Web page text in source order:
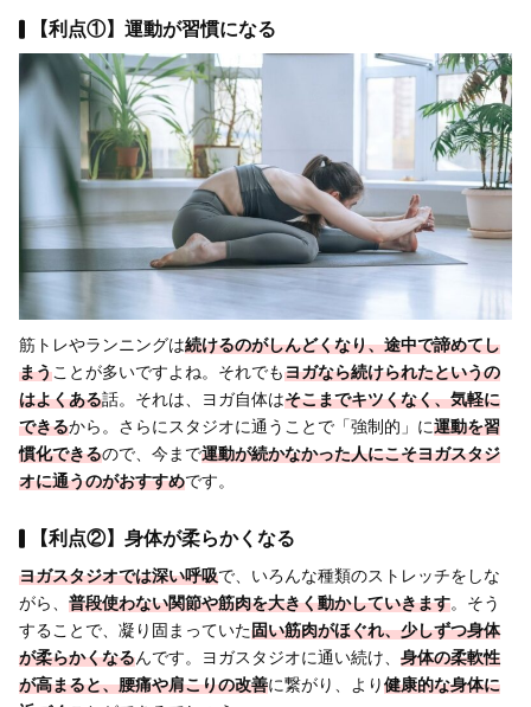
【利点①】運動が習慣になる
筋トレやランニングは続けるのがしんどくなり、途中で諦めてし
まうことが多いですよね。それでもヨガなら続けられたというの
はよくある話。それは、ヨガ自体はそこまでキツくなく、気軽に
できるから。さらにスタジオに通うことで「強制的」に運動を習
慣化できるので、今まで運動が続かなかった人にこそヨガスタジ
オに通うのがおすすめです。
【利点②】身体が柔らかくなる
ヨガスタジオでは深い呼吸で、いろんな種類のストレッチをしな
がら、 普段使わない関節や筋肉を大きく動かしていきます。そう
することで、凝り固まっていた固い筋肉がほぐれ、少しずつ身体
が柔らかくなるんです。ヨガスタジオに通い続け、 身体の柔軟性
が高まると、腰痛や肩こりの改善に繋がり、より健康的な身体に